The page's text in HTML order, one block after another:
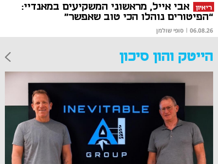
ריאיון
אבי אייל, מראשוני המשקיעים במאנדיי:
“הפיטורים נוהלו הכי טוב שאפשר"
06.08.26
| סופי שולמן
הייטק והון סיכון